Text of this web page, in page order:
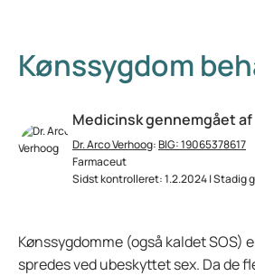
Kønssygdom
Medicinsk gennemgået af
Dr. Arco Verhoog:BIG: 19065378617
Farmaceut
Sidst kontrolleret: 1.2.2024 | Stadig
Kønssygdomme (også kaldet SOS)
spredes ved ubeskyttet sex. Da de